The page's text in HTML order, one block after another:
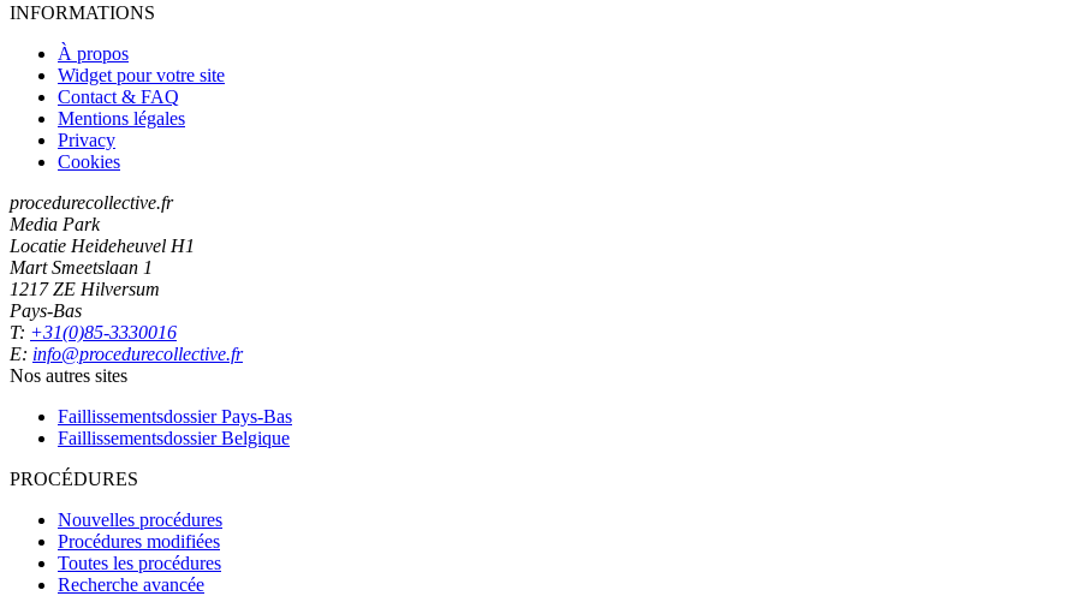
INFORMATIONS
À propos
Widget pour votre site
Contact & FAQ
Mentions légales
Privacy
Cookies
procedurecollective.fr
Media Park
Locatie Heideheuvel H1
Mart Smeetslaan 1
1217 ZE Hilversum
Pays-Bas
T: +31(0)85-3330016
E: info@procedurecollective.fr
Nos autres sites
Faillissementsdossier Pays-Bas
Faillissementsdossier Belgique
PROCÉDURES
Nouvelles procédures
Procédures modifiées
Toutes les procédures
Recherche avancée